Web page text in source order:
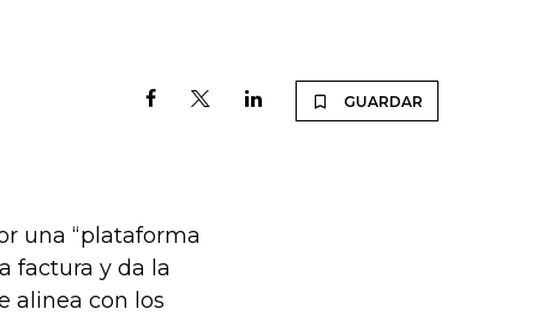
GUARDAR
una “plataforma
factura y da la
alinea con los